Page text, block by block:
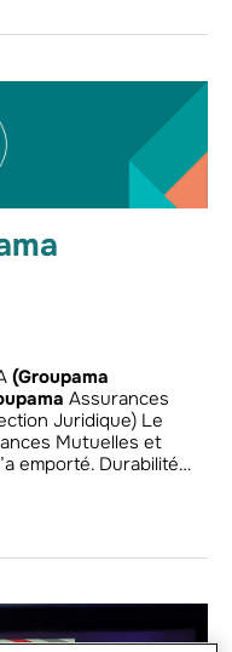
(Groupama
Assurances
Juridique) Le
Mutuelles et
emporté. Durabilité…